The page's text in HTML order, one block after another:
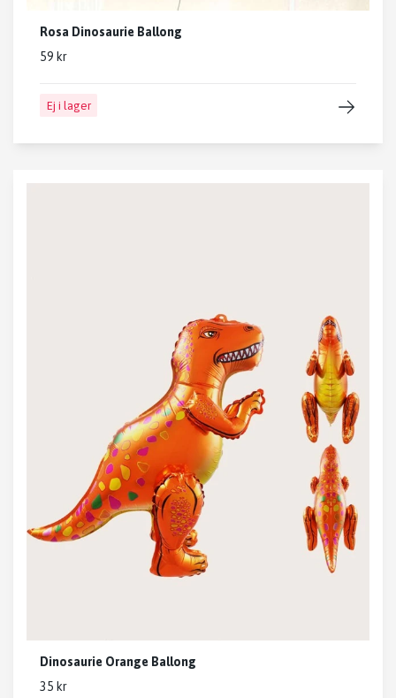
Rosa Dinosaurie Ballong
59 kr
Ej i lager
Dinosaurie Orange Ballong
35 kr